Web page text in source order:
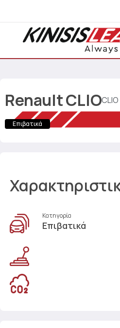
RenaultCLIO
Επιβατικά
Κατηγορία
Επιβατικά